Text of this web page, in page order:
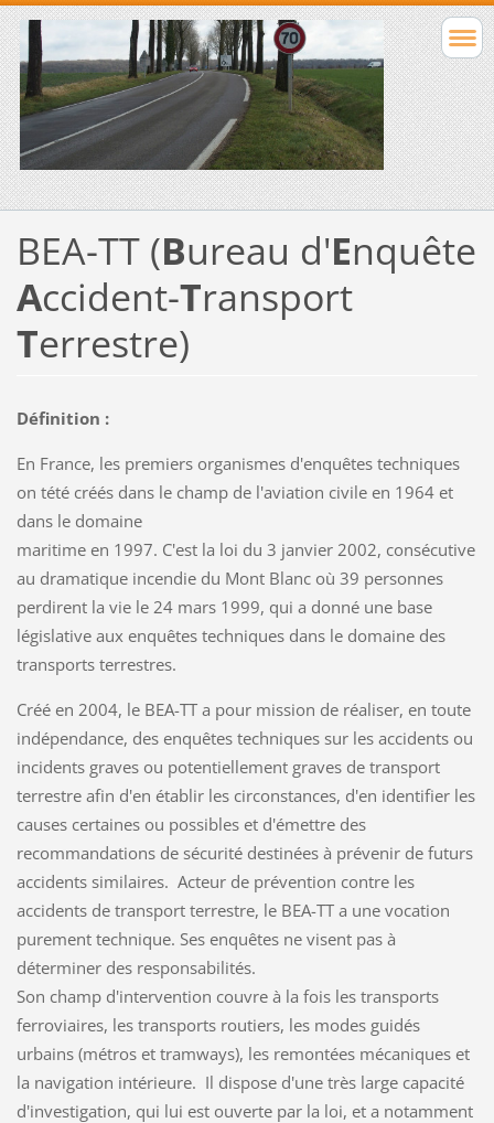
BEA-TT (Bureau d'Enquête
Accident-Transport
Terrestre)
Définition :
En France, les premiers organismes d'enquêtes techniques
on tété créés dans le champ de l'aviation civile en 1964 et
dans le domaine
maritime en 1997. C'est la loi du 3 janvier 2002, consécutive
au dramatique incendie du Mont Blanc où 39 personnes
perdirent la vie le 24 mars 1999, qui a donné une base
législative aux enquêtes techniques dans le domaine des
transports terrestres.
Créé en 2004, le BEA-TT a pour mission de réaliser, en toute
indépendance, des enquêtes techniques sur les accidents ou
incidents graves ou potentiellement graves de transport
terrestre afin d'en établir les circonstances, d'en identifier les
causes certaines ou possibles et d'émettre des
recommandations de sécurité destinées à prévenir de futurs
accidents similaires. Acteur de prévention contre les
accidents de transport terrestre, le BEA-TT a une vocation
purement technique. Ses enquêtes ne visent pas à
déterminer des responsabilités.
Son champ d'intervention couvre à la fois les transports
ferroviaires, les transports routiers, les modes guidés
urbains (métros et tramways), les remontées mécaniques et
la navigation intérieure. Il dispose d'une très large capacité
d'investigation, qui lui est ouverte par la loi, et a notamment